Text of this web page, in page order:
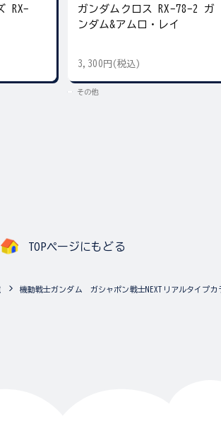
RX-
ガンダムクロス RX-78-2 ガ
ンダム&アムロ・レイ
3,300円(税込)
その他
TOPページにもどる
機動戦士ガンダム ガシャポン戦士NEXTリアルタイプカ